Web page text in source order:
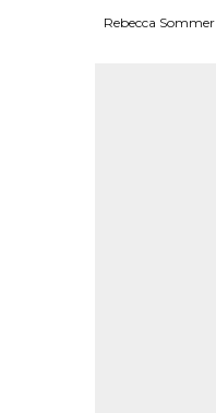
Rebecca Sommer